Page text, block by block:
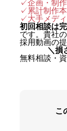
✓企画・制
✓累計制作
✓大手メデ
初回相談は
です。貴社
採用動画の
＼損
無料相談・
こ